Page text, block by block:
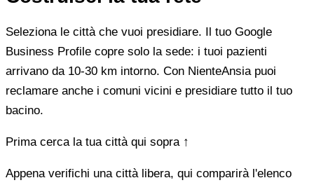
Seleziona le città che vuoi presidiare. Il tuo Google
Business Profile copre solo la sede: i tuoi pazienti
arrivano da 10-30 km intorno. Con NienteAnsia puoi
reclamare anche i comuni vicini e presidiare tutto il tuo
bacino.
Prima cerca la tua città qui sopra ↑
Appena verifichi una città libera, qui comparirà l'elenco